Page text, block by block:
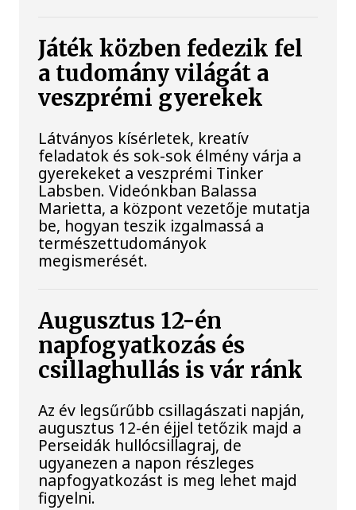
Játék közben fedezik fel
a tudomány világát a
veszprémi gyerekek
Látványos kísérletek, kreatív
feladatok és sok-sok élmény várja a
gyerekeket a veszprémi Tinker
Labsben. Videónkban Balassa
Marietta, a központ vezetője mutatja
be, hogyan teszik izgalmassá a
természettudományok
megismerését.
Augusztus 12-én
napfogyatkozás és
csillaghullás is vár ránk
Az év legsűrűbb csillagászati napján,
augusztus 12-én éjjel tetőzik majd a
Perseidák hullócsillagraj, de
ugyanezen a napon részleges
napfogyatkozást is meg lehet majd
figyelni.